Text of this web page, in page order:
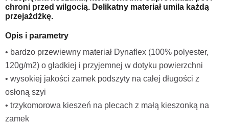
chroni przed wilgocią. Delikatny materiał umila każdą
przejażdżkę.
Opis i parametry
• bardzo przewiewny materiał Dynaflex (100% polyester,
120g/m2) o gładkiej i przyjemnej w dotyku powierzchni
• wysokiej jakości zamek podszyty na całej długości z
osłoną szyi
• trzykomorowa kieszeń na plecach z małą kieszonką na
zamek